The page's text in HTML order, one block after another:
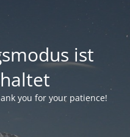
ist
you for your patience!